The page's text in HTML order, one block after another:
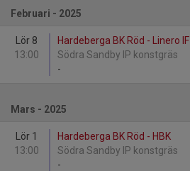
Februari - 2025
Lör 8
13:00
Hardeberga BK Röd - Linero IF
Södra Sandby IP konstgräs
-
Mars - 2025
Lör 1
13:00
Hardeberga BK Röd - HBK
Södra Sandby IP konstgräs
-